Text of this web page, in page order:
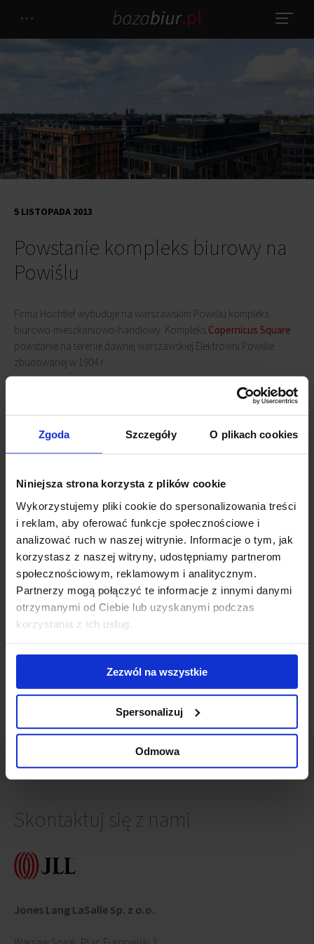
Zgoda Szczegóły O plikach cookies
Niniejsza strona korzysta z plików cookie
Wykorzystujemy pliki cookie do spersonalizowania treści
i reklam, aby oferować funkcje społecznościowe i
analizować ruch w naszej witrynie. Informacje o tym, jak
korzystasz z naszej witryny, udostępniamy partnerom
społecznościowym, reklamowym i analitycznym.
Partnerzy mogą połączyć te informacje z innymi danymi
otrzymanymi od Ciebie lub uzyskanymi podczas
korzystania z ich usług.
Zezwól na wszystkie
Spersonalizuj
Odmowa
Powstanie kompleks biurowy na
Powiślu
5 LISTOPADA 2013
Firma Hochtief wybuduje na warszawskim Powiślu kompleks
biurowo-mieszkaniowo-handlowy. Kompleks Copernicus Square
powstanie na terenie dawnej warszawskiej Elektrowni Powiśle
zbudowanej w 1904 r.
W zrewitalizowanych budynkach Elektrowni Warszawskiej i w
pięciu nowych obiektach zostanie oddanych do użytku około 27
tys. mkw. powierzchni biurowej, ponad 8 tys. mkw. powierzchni
podziemny.
Oddanie do użytku projektu zapowiadane jest na za dwa lata.
Powiązane newsy
Elektrownia Powiśle z nominacją do MIPIM Awards(5
lutego 2024)
Elektrownia Powiśle zwycięzcą w konkursie w Cannes
Elektrownia Powiśle na finiszu(22 maja 2018)
Skontaktuj się z nami
Jones Lang LaSalle Sp. z o.o.